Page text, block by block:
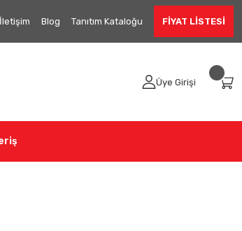
İletişim Blog Tanıtım Kataloğu FİYAT LİSTESİ
Üye Girişi